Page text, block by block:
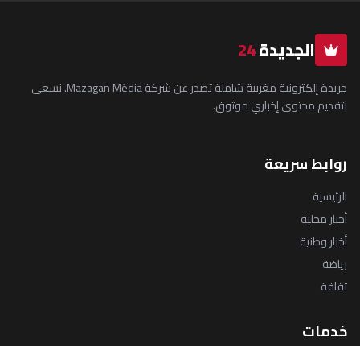
الجديدة24
جريدة إلكترونية مغربية شاملة تصدر عن شركة Mazagan Média. نسعى
لتقديم محتوى إخباري موثوق.
روابط سريعة
الرئيسية
أخبار محلية
أخبار وطنية
رياضة
ثقافة
خدمات